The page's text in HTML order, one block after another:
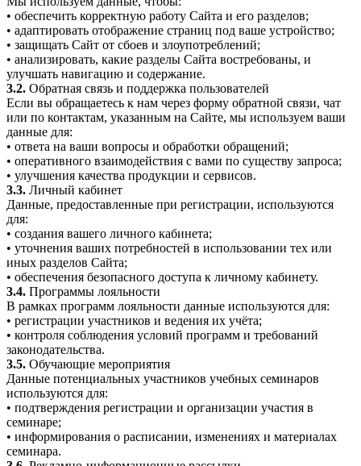
• обеспечить корректную работу Сайта и его разделов;
• адаптировать отображение страниц под ваше устройство;
• защищать Сайт от сбоев и злоупотреблений;
• анализировать, какие разделы Сайта востребованы, и
улучшать навигацию и содержание.
3.2. Обратная связь и поддержка пользователей
Если вы обращаетесь к нам через форму обратной связи, чат
или по контактам, указанным на Сайте, мы используем ваши
данные для:
• ответа на ваши вопросы и обработки обращений;
• оперативного взаимодействия с вами по существу запроса;
• улучшения качества продукции и сервисов.
3.3. Личный кабинет
Данные, предоставленные при регистрации, используются
для:
• создания вашего личного кабинета;
• уточнения ваших потребностей в использовании тех или
иных разделов Сайта;
• обеспечения безопасного доступа к личному кабинету.
3.4. Программы лояльности
В рамках программ лояльности данные используются для:
• регистрации участников и ведения их учёта;
• контроля соблюдения условий программ и требований
законодательства.
3.5. Обучающие мероприятия
Данные потенциальных участников учебных семинаров
используются для:
• подтверждения регистрации и организации участия в
семинаре;
• информирования о расписании, изменениях и материалах
семинара.